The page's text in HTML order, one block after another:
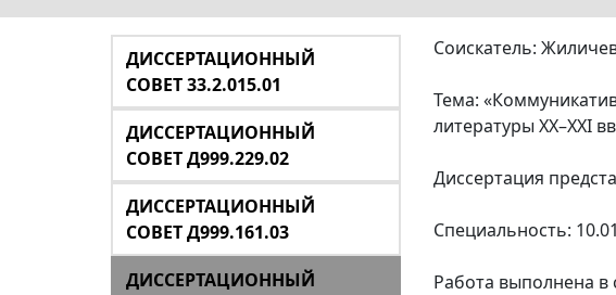
ДИССЕРТАЦИОННЫЙ
СОВЕТ 33.2.015.01
ДИССЕРТАЦИОННЫЙ
СОВЕТ Д999.229.02
ДИССЕРТАЦИОННЫЙ
СОВЕТ Д999.161.03
ДИССЕРТАЦИОННЫЙ
Соискатель:
Тема:
литературы XX–XXI
Диссертация
Специальность:
Работа выполнена в